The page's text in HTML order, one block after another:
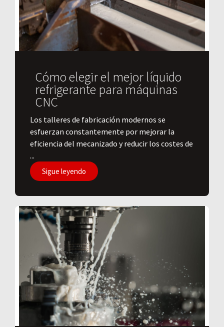
Cómo elegir el mejor líquido
refrigerante para máquinas
CNC
Los talleres de fabricación modernos se
esfuerzan constantemente por mejorar la
eficiencia del mecanizado y reducir los costes de
...
Sigue leyendo